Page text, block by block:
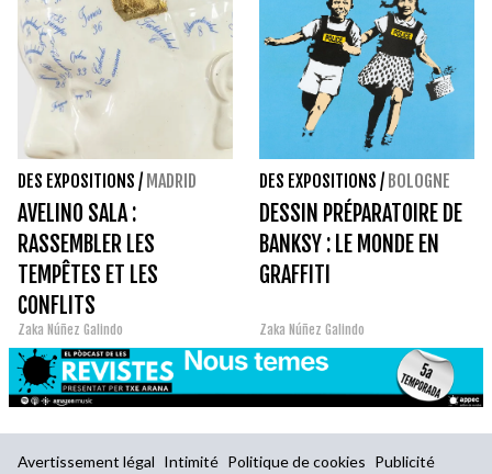
DES EXPOSITIONS / MADRID
AVELINO SALA :
RASSEMBLER LES
TEMPÊTES ET LES
CONFLITS
CONTEMPORAINS
Zaka Núñez Galindo
DES EXPOSITIONS / BOLOGNE
DESSIN PRÉPARATOIRE DE
BANKSY : LE MONDE EN
GRAFFITI
Zaka Núñez Galindo
Avertissement légal Intimité Politique de cookies Publicité